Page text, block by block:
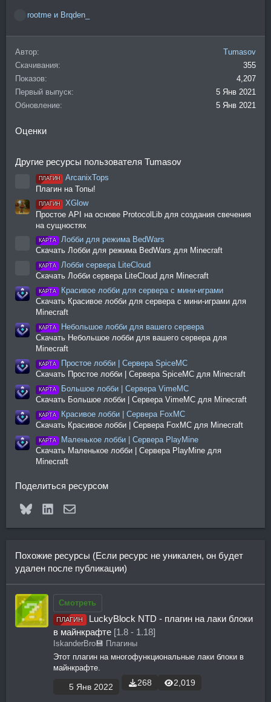
к
ц
и
:
rootme и Brqden_
Автор
Tumasov
Скачивания
355
Показов
4,207
Первый выпуск
5 Янв 2021
Обновление
5 Янв 2021
Оценки
Другие ресурсы пользователя Tumasov
Иконка ресурса
ПЛАГИН
ArcanixTops
Плагин на Топы!
ПЛАГИН
XGlow
Простое API на основе ProtocolLib для создания свечения
на сущностях
Иконка ресурса
КАРТА
Лобби для режима BedWars
Скачать Лобби для режима BedWars для Minecraft
Иконка ресурса
КАРТА
Лобби сервера LiteCloud
Скачать Лобби сервера LiteCloud для Minecraft
КАРТА
Красивое лобби для сервера с мини-играми
Скачать Красивое лобби для сервера с мини-играми для
Minecraft
КАРТА
Небольшое лобби для вашего сервера
Скачать Небольшое лобби для вашего сервера для
Minecraft
КАРТА
Простое лобби | Сервера SpiceMC
Скачать Простое лобби | Сервера SpiceMC для Minecraft
КАРТА
Большое лобби | Сервера VimeMC
Скачать Большое лобби | Сервера VimeMC для Minecraft
КАРТА
Красивое лобби | Сервера FoxMC
Скачать Красивое лобби | Сервера FoxMC для Minecraft
КАРТА
Маленькое лобби | Сервера PlayMine
Скачать Маленькое лобби | Сервера PlayMine для
Minecraft
Поделиться ресурсом
BlueskyLinkedInЭлектронная почта
Похожие ресурсы (Если ресурс не уникален, он будет
удален после публикации)
Смотреть
ПЛАГИН
LuckyBlock NTD - плагин на лаки блоки
в майнкрафте [1.8 - 1.18]
IskanderBro💾 Плагины
Этот плагин на многофункциональные лаки блоки в
майнкрафте.
5 Янв 2022 268 2,019